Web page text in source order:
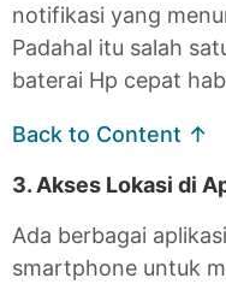
notifikasi yang
Padahal itu salah
baterai Hp cepat
Back to Content ↑
3. Akses Lokasi di
Ada berbagai
smartphone untuk